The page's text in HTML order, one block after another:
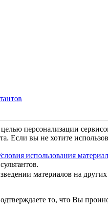
персонализации
Если вы не хотите
использования
материалов на других
то, что Вы